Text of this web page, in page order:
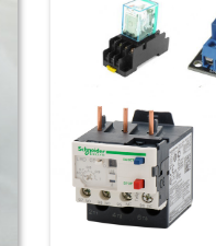
đảm bảo h